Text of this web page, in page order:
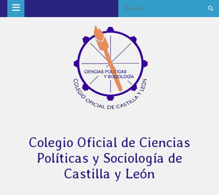
Colegio Oficial de Ciencias
Políticas y Sociología de
Castilla y León